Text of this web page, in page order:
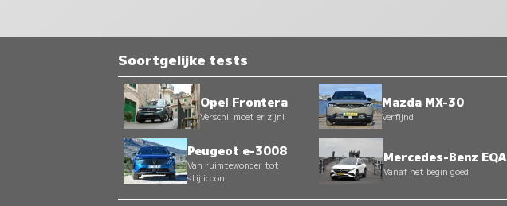
Soortgelijke tests
Opel Frontera
Verschil moet er zijn!
Mazda MX-30
Verfijnd
Peugeot e-3008
Van ruimtewonder tot
stijlicoon
Mercedes-Benz EQA
Vanaf het begin goed